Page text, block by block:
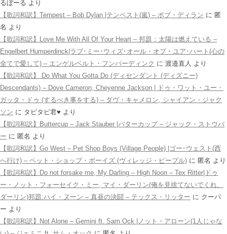
るぼーる より
【歌詞和訳】Tempest – Bob Dylan |テンペスト(嵐) – ボブ・ディラン に 匿
名 より
【歌詞和訳】Love Me With All Of Your Heart – 邦題：太陽は燃えている –
Engelbert Humperdinck|ラブ･ミー･ウィズ･オール・オブ・ユア･ハート(心の
全てで愛して) – エンゲルベルト・フンパーディンク に 渡邉直人 より
【歌詞和訳】 Do What You Gotta Do (ディセンダント (ディズニー)
Descendants) – Dove Cameron, Cheyenne Jackson | ドゥ・ワット・ユー・
ガッタ・ドゥ (するべき事をする) – ダヴ・キャメロン, シャイアン・ジャク
ソン に タピタピ君♥️ より
【歌詞和訳】Buttercup – Jack Stauber |バターカップ – ジャック・ストウバ
ー に 匿名 より
【歌詞和訳】Go West – Pet Shop Boys (Village People) |ゴー･ウェスト(西
へ行け) – ペット・ショップ・ボーイズ (ヴィレッジ・ピープル) に 匿名 より
【歌詞和訳】Do not forsake me, My Darling – High Noon – Tex Ritter|ドゥ
ー・ノット・フォーセイク・ミー, マイ・ダーリン(俺を見捨てないでくれ、
ダーリン)邦題:ハイ・ヌーン – 真昼の決闘 – テックス・リッター に クーパ
ー より
【歌詞和訳】Not Alone – Gemini ft. Sam Ock |ノット・アローン(1人じゃな